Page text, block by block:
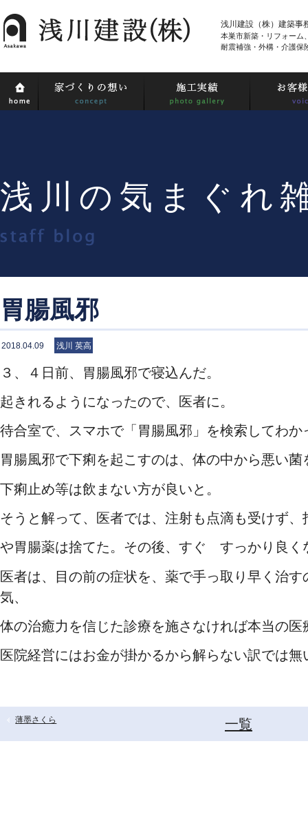
浅川建設（株）建築事
本巣市新築・リフォーム
耐震補強・外構・介護保
浅川の気まぐれ
胃腸風邪
2018.04.09 浅川 英高
３、４日前、胃腸風邪で寝込んだ。
起きれるようになったので、医者に。
待合室で、スマホで「胃腸風邪」を検索してわか
胃腸風邪で下痢を起こすのは、体の中から悪い
下痢止め等は飲まない方が良いと。
そうと解って、医者では、注射も点滴も受けず
や胃腸薬は捨てた。その後、すぐ すっかり良く
医者は、目の前の症状を、薬で手っ取り早く治
気、
体の治癒力を信じた診療を施さなければ本当の
医院経営にはお金が掛かるから解らない訳では無
薄墨さくら 一覧